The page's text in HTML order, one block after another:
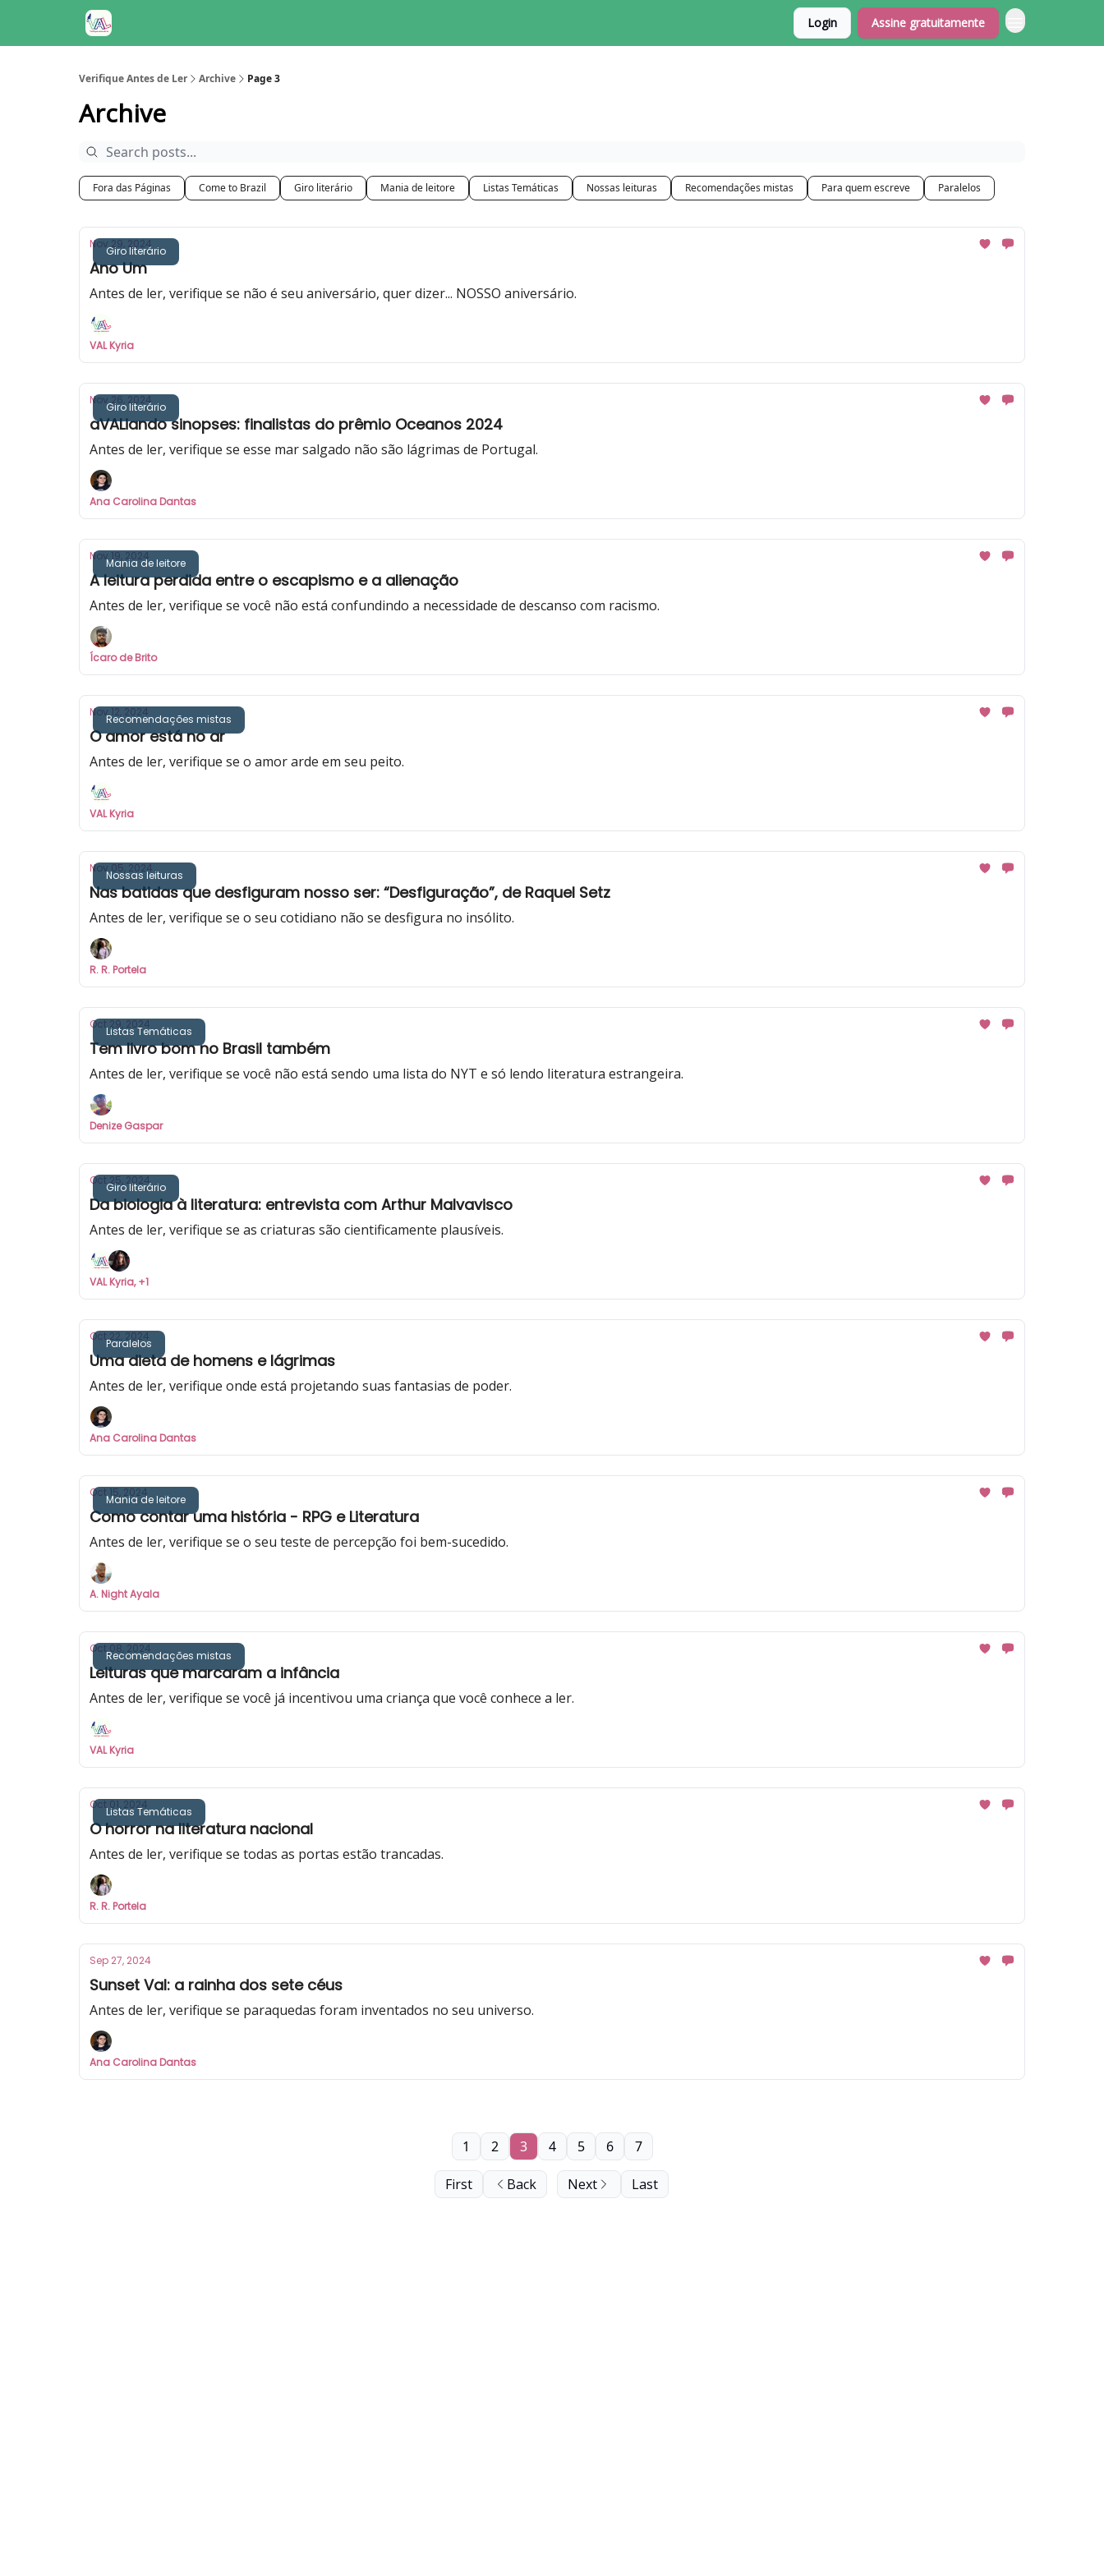
Login Assine gratuitamente
Verifique Antes de Ler Archive Page 3
Archive
Fora das Páginas Come to Brazil Giro literário Mania de leitore Listas Temáticas Nossas leituras Recomendações mistas Para quem escreve Paralelos
Giro literário
Nov 29, 2024
Ano Um
Antes de ler, verifique se não é seu aniversário, quer dizer... NOSSO aniversário.
VAL Kyria
Giro literário
Nov 26, 2024
aVALiando sinopses: finalistas do prêmio Oceanos 2024
Antes de ler, verifique se esse mar salgado não são lágrimas de Portugal.
Ana Carolina Dantas
Mania de leitore
Nov 19, 2024
A leitura perdida entre o escapismo e a alienação
Antes de ler, verifique se você não está confundindo a necessidade de descanso com racismo.
Ícaro de Brito
Recomendações mistas
Nov 12, 2024
O amor está no ar
Antes de ler, verifique se o amor arde em seu peito.
VAL Kyria
Nossas leituras
Nov 05, 2024
Nas batidas que desfiguram nosso ser: “Desfiguração”, de Raquel Setz
Antes de ler, verifique se o seu cotidiano não se desfigura no insólito.
R. R. Portela
Listas Temáticas
Oct 29, 2024
Tem livro bom no Brasil também
Antes de ler, verifique se você não está sendo uma lista do NYT e só lendo literatura estrangeira.
Denize Gaspar
Giro literário
Oct 25, 2024
Da biologia à literatura: entrevista com Arthur Malvavisco
Antes de ler, verifique se as criaturas são cientificamente plausíveis.
VAL Kyria, +1
Paralelos
Oct 22, 2024
Uma dieta de homens e lágrimas
Antes de ler, verifique onde está projetando suas fantasias de poder.
Ana Carolina Dantas
Mania de leitore
Oct 15, 2024
Como contar uma história - RPG e Literatura
Antes de ler, verifique se o seu teste de percepção foi bem-sucedido.
A. Night Ayala
Recomendações mistas
Oct 08, 2024
Leituras que marcaram a infância
Antes de ler, verifique se você já incentivou uma criança que você conhece a ler.
VAL Kyria
Listas Temáticas
Oct 01, 2024
O horror na literatura nacional
Antes de ler, verifique se todas as portas estão trancadas.
R. R. Portela
Sep 27, 2024
Sunset Val: a rainha dos sete céus
Antes de ler, verifique se paraquedas foram inventados no seu universo.
Ana Carolina Dantas
First Back
1 2 3 4 5 6 7
Next Last